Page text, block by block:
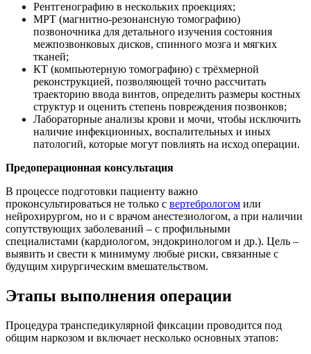
Рентгенографию в нескольких проекциях;
МРТ (магнитно-резонансную томографию)
позвоночника для детального изучения состояния
межпозвонковых дисков, спинного мозга и мягких
тканей;
КТ (компьютерную томографию) с трёхмерной
реконструкцией, позволяющей точно рассчитать
траекторию ввода винтов, определить размеры костных
структур и оценить степень повреждения позвонков;
Лабораторные анализы крови и мочи, чтобы исключить
наличие инфекционных, воспалительных и иных
патологий, которые могут повлиять на исход операции.
Предоперационная консультация
В процессе подготовки пациенту важно
проконсультироваться не только с вертебрологом или
нейрохирургом, но и с врачом анестезиологом, а при наличии
сопутствующих заболеваний – с профильными
специалистами (кардиологом, эндокринологом и др.). Цель –
выявить и свести к минимуму любые риски, связанные с
будущим хирургическим вмешательством.
Этапы выполнения операции
Процедура транспедикулярной фиксации проводится под
общим наркозом и включает несколько основных этапов: